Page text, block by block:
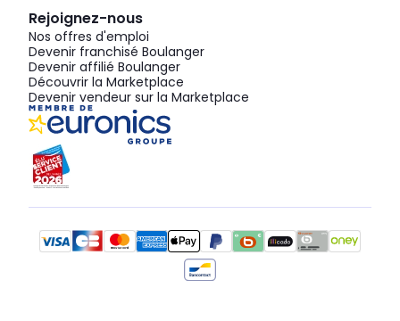
Rejoignez-nous
Nos offres d'emploi
Devenir franchisé Boulanger
Devenir affilié Boulanger
Découvrir la Marketplace
Devenir vendeur sur la Marketplace